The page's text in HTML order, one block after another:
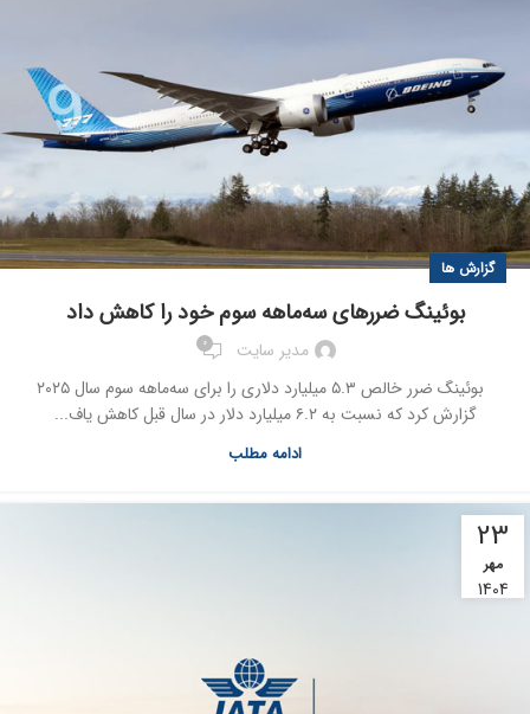
گزارش ها
بوئینگ ضررهای سه‌ماهه سوم خود را کاهش داد
مدیر سایت 0
بوئینگ ضرر خالص ۵.۳ میلیارد دلاری را برای سه‌ماهه سوم سال ۲۰۲۵
گزارش کرد که نسبت به ۶.۲ میلیارد دلار در سال قبل کاهش یاف...
ادامه مطلب
23
مهر
1404